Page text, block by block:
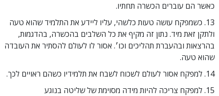
כאשר הם עוברים הכשרה תחתיו.
13. כשמפקח עושה טעות כלשהי, עליו ליידע את התלמיד שהוא טעה
ולתקן זאת מיד. נתון זה מקיף את כל השלבים בהכשרה, בהדגמות,
בהרצאות ובהעברת תהליכים וכו׳. אסור לו לעולם להסתיר את העובדה
שהוא טעה.
14. למפקח אסור לעולם לשכוח לשבח את תלמידיו כשהם ראויים לכך.
15. למפקח צריכה להיות מידה מסוימת של שליטה בנוגע